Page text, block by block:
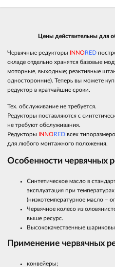
Цены действительны для
Червячные редукторы INNORED
складе отдельно хранятся базовые
моторные, выходные; реактивные
односторонние). Теперь вы можете
редуктор в кратчайшие сроки.
Тех. обслуживание не требуется.
Редукторы поставляются с
не требуют обслуживания.
Редукторы INNORED всех
для любого монтажного положения.
Особенности червячных
Синтетическое масло в
эксплуатация при
(низкотемпературное масло –
Червячное колесо из
выше ресурс.
Высококачественные
Применение червячных
конвейеры;